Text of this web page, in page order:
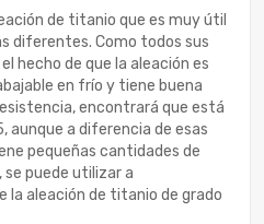
de titanio que es muy útil
diferentes. Como todos sus
hecho de que la aleación es
en frío y tiene buena
encontrará que está
aunque a diferencia de esas
pequeñas cantidades de
se puede utilizar a
la aleación de titanio de grado